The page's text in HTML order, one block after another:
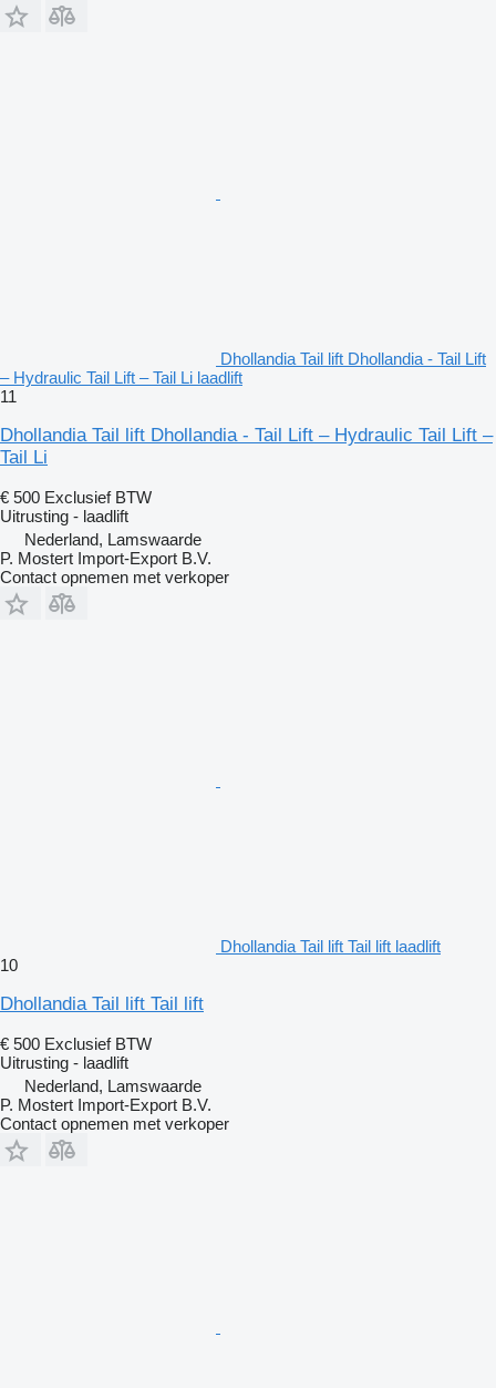
Dhollandia Tail lift Dhollandia - Tail Lift
– Hydraulic Tail Lift – Tail Li laadlift
11
Dhollandia Tail lift Dhollandia - Tail Lift – Hydraulic Tail Lift –
Tail Li
€ 500 Exclusief BTW
Uitrusting - laadlift
Nederland, Lamswaarde
P. Mostert Import-Export B.V.
Contact opnemen met verkoper
Dhollandia Tail lift Tail lift laadlift
10
Dhollandia Tail lift Tail lift
€ 500 Exclusief BTW
Uitrusting - laadlift
Nederland, Lamswaarde
P. Mostert Import-Export B.V.
Contact opnemen met verkoper